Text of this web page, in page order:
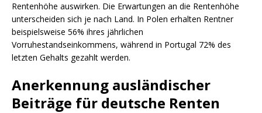
Rentenhöhe auswirken. Die Erwartungen an die Rentenhöhe
unterscheiden sich je nach Land. In Polen erhalten Rentner
beispielsweise 56% ihres jährlichen
Vorruhestandseinkommens, während in Portugal 72% des
letzten Gehalts gezahlt werden.
Anerkennung ausländischer
Beiträge für deutsche Renten